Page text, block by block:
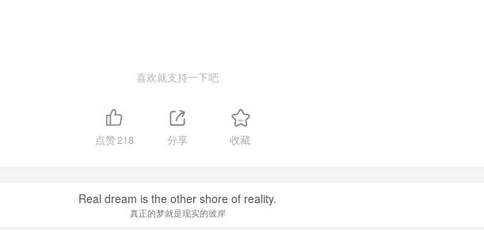
喜欢就支持一下吧
点赞218 分享 收藏
Real dream is the other shore of reality.
真正的梦就是现实的彼岸